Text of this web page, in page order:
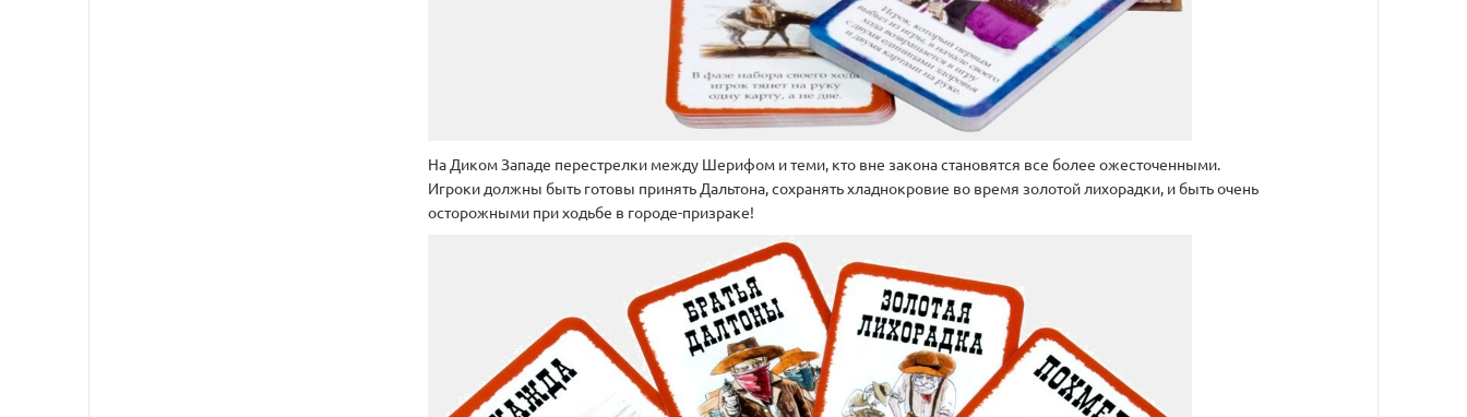
На Диком Западе перестрелки между Шерифом и теми, кто вне закона становятся все более ожесточенными.
Игроки должны быть готовы принять Дальтона, сохранять хладнокровие во время золотой лихорадки, и быть очень
осторожными при ходьбе в городе-призраке!